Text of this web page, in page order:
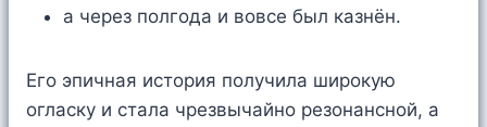
а через полгода и вовсе был казнён.
Его эпичная история получила широкую
огласку и стала чрезвычайно резонансной, а